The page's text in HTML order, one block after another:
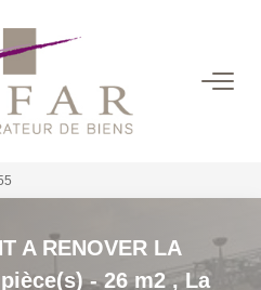
– Safar
LRPI
A RENOVER LA
pièce(s) - 26 m2,La